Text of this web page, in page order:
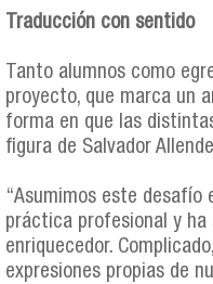
Traducción con sentido
Tanto alumnos como
proyecto, que marca un
forma en que las
figura de Salvador
“Asumimos este
práctica profesional y
enriquecedor.
expresiones propias de